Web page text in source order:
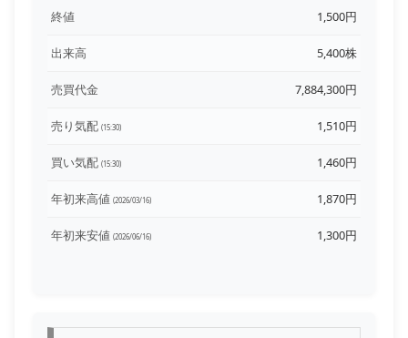
終値 1,500円
出来高 5,400株
売買代金 7,884,300円
売り気配 (15:30) 1,510円
買い気配 (15:30) 1,460円
年初来高値 (2026/03/16) 1,870円
年初来安値 (2026/06/16) 1,300円